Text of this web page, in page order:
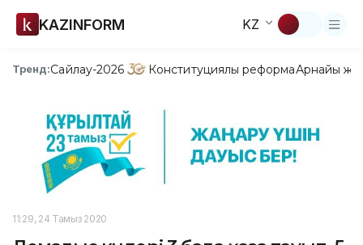
KAZINFORM KZ
Тренд:Сайлау-2026 Конституциялық реформаАрнайы
11:29, 24 Тамыз 2020